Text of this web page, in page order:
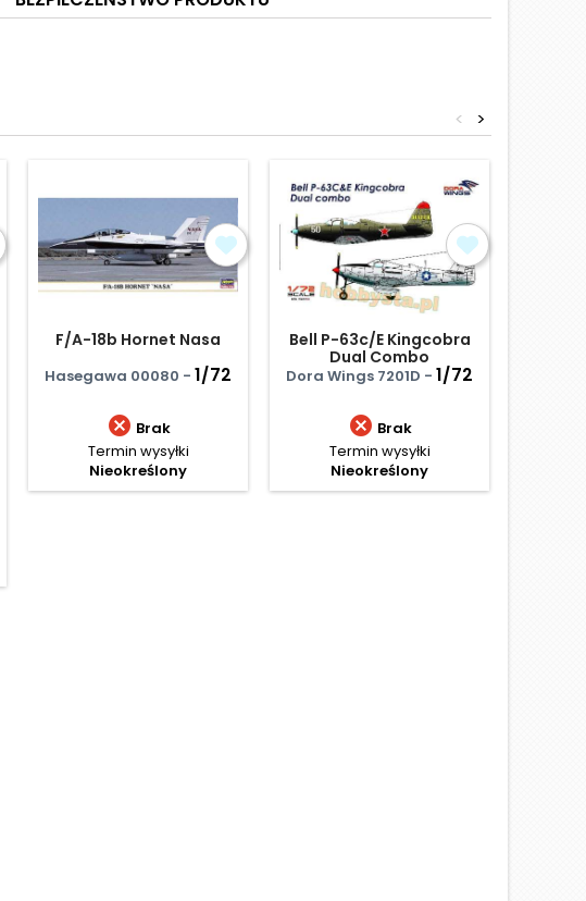
>
<
F/A-18b Hornet Nasa
Hasegawa 00080 - 1/72
 Brak
Termin wysyłki
Nieokreślony
Bell P-63c/E Kingcobra
Dual Combo
Dora Wings 7201D - 1/72
 Brak
Termin wysyłki
Nieokreślony